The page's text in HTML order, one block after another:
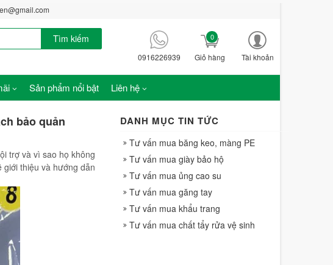
Tìm kiếm
0916226939 Giỏ hàng
0
Tài khoản
Sản phẩm nổi bật
bảo quản
trợ và vì sao họ không
thiệu và hướng dẫn
DANH MỤC TIN TỨC
Tư vấn mua băng keo, màng PE
Tư vấn mua giày bảo hộ
Tư vấn mua ủng cao su
Tư vấn mua găng tay
Tư vấn mua khẩu trang
Tư vấn mua chất tẩy rửa vệ sinh